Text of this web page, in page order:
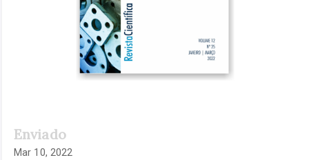
Enviado
Mar 10, 2022